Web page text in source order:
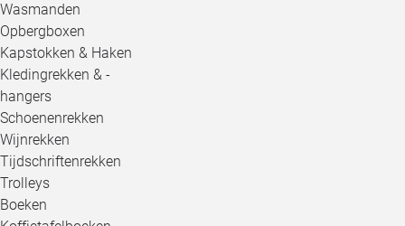
Wasmanden
Opbergboxen
Kapstokken & Haken
Kledingrekken & -
hangers
Schoenenrekken
Wijnrekken
Tijdschriftenrekken
Trolleys
Boeken